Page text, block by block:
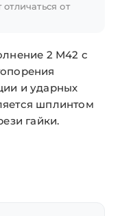
от
2 М42 с
и ударных
шплинтом
гайки.